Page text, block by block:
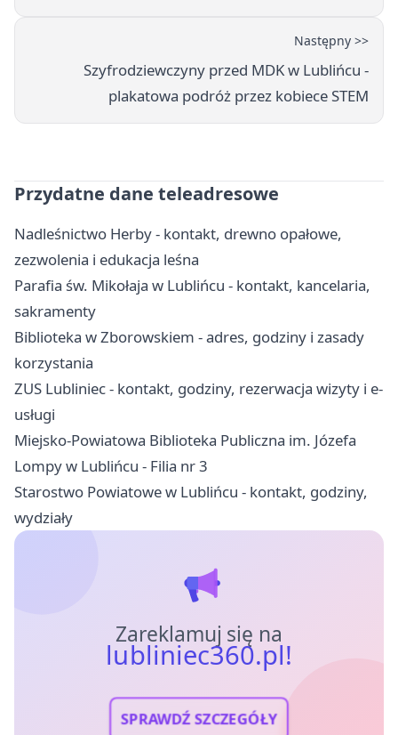
Następny >>
Szyfrodziewczyny przed MDK w Lublińcu -
plakatowa podróż przez kobiece STEM
Przydatne dane teleadresowe
Nadleśnictwo Herby - kontakt, drewno opałowe,
zezwolenia i edukacja leśna
Parafia św. Mikołaja w Lublińcu - kontakt, kancelaria,
sakramenty
Biblioteka w Zborowskiem - adres, godziny i zasady
korzystania
ZUS Lubliniec - kontakt, godziny, rezerwacja wizyty i e-
usługi
Miejsko-Powiatowa Biblioteka Publiczna im. Józefa
Lompy w Lublińcu - Filia nr 3
Starostwo Powiatowe w Lublińcu - kontakt, godziny,
wydziały
Zareklamuj się na
lubliniec360.pl!
SPRAWDŹ SZCZEGÓŁY